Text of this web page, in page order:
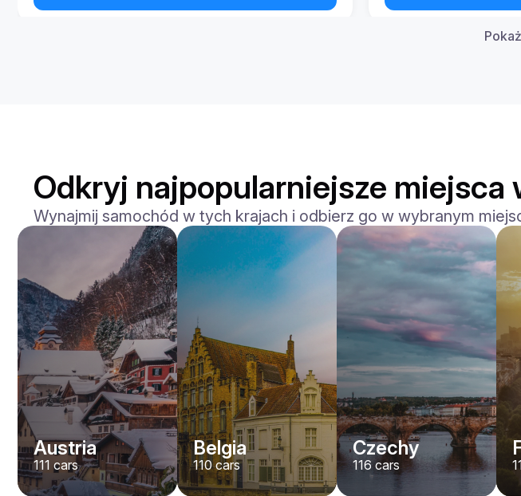
Mercedes Benz
Maybach S-klasse 580
#
YXWG36PR
Od 750€ / dzień
Zarezerwuj teraz
Ferrari
F8 Spider
2022• kabriolet, sport
RNWMPA4V
Odkryj najpopularniejsze miejsca
Wynajmij samochód w tych krajach i odbierz go w wybranym
Austria
111 cars
Belgia
110cars
Czechy
116cars